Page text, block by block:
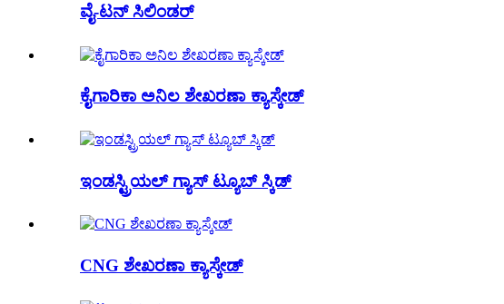
ವೈ-ಟನ್ ಸಿಲಿಂಡರ್
ಕೈಗಾರಿಕಾ ಅನಿಲ ಶೇಖರಣಾ ಕ್ಯಾಸ್ಕೇಡ್
ಇಂಡಸ್ಟ್ರಿಯಲ್ ಗ್ಯಾಸ್ ಟ್ಯೂಬ್ ಸ್ಕಿಡ್
CNG ಶೇಖರಣಾ ಕ್ಯಾಸ್ಕೇಡ್